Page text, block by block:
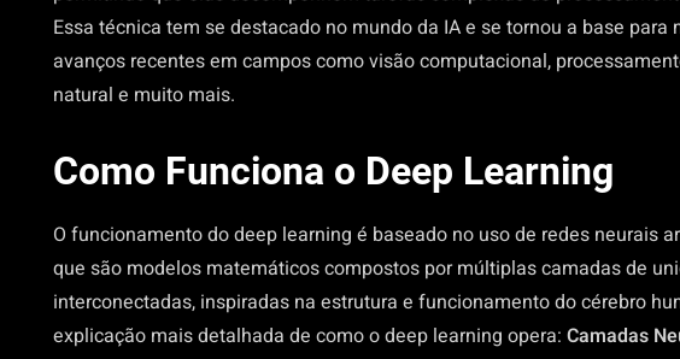
Essa técnica tem se destacado no mundo da IA e se tornou a base para
avanços recentes em campos como visão computacional,
natural e muito mais.
Como Funciona o Deep Learning
O funcionamento do deep learning é baseado no uso de redes neurais
que são modelos matemáticos compostos por múltiplas camadas de
interconectadas, inspiradas na estrutura e funcionamento do cérebro
explicação mais detalhada de como o deep learning opera: Camadas